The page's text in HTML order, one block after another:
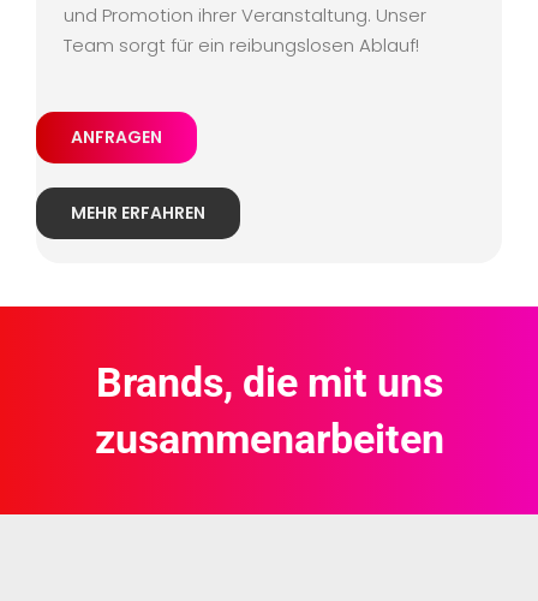
und Promotion ihrer Veranstaltung. Unser
Team sorgt für ein reibungslosen Ablauf!
ANFRAGEN
MEHR ERFAHREN
Brands, die mit uns
zusammenarbeiten